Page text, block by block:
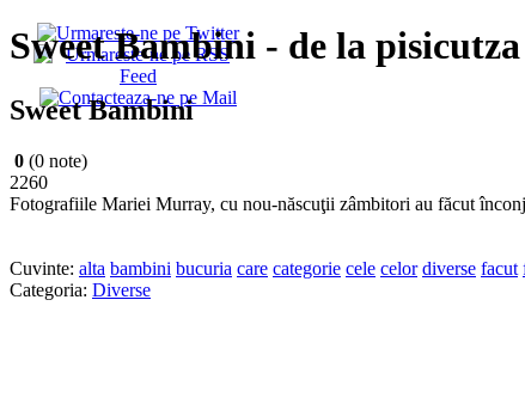
Sweet Bambini - de la
Sweet Bambini
0 (0 note)
2260
Fotografiile Mariei Murray, cu nou-născuţii zâmbitori au făcut
Cuvinte: alta bambini bucuria care categorie cele celor diverse facut
Categoria: Diverse